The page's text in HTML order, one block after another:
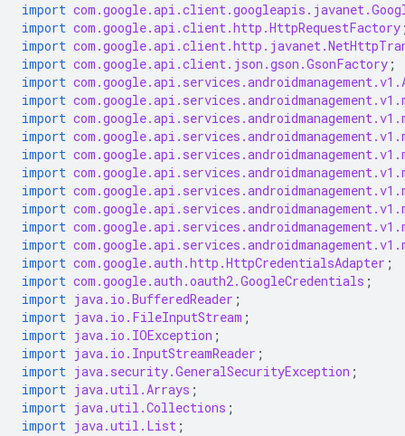
import
import com.google.api.client.http.HttpRequestFactory
import
import com.google.api.client.json.gson.GsonFactory ;
import
import
import
import
import
import
import
import
import
import
import com.google.auth.http.HttpCredentialsAdapter ;
import com.google.auth.oauth2.GoogleCredentials ;
import java.io.BufferedReader ;
import java.io.FileInputStream ;
import java.io.IOException ;
import java.io.InputStreamReader ;
import java.security.GeneralSecurityException ;
import java.util.Arrays ;
import java.util.Collections ;
import java.util.List ;